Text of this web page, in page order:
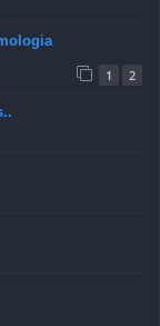
1 2